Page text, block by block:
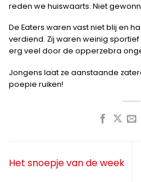
reden we huiswaarts. Niet
De Eaters waren vast niet blij en
verdiend. Zij waren weinig
erg veel door de opperzebra
Jongens laat ze aanstaande
poepie ruiken!
Het snoepje van de week